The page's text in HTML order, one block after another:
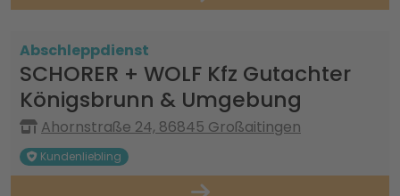
Abschleppdienst
SCHORER + WOLF Kfz Gutachter
Königsbrunn & Umgebung
Ahornstraße 24, 86845 Großaitingen
Kundenliebling